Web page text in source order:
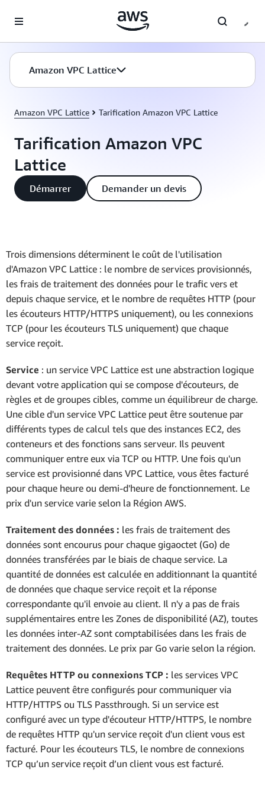
Amazon VPC Lattice
Amazon VPC Lattice Tarification Amazon VPC Lattice
Tarification Amazon VPC
Lattice
Démarrer Demander un devis
Trois dimensions déterminent le coût de l'utilisation
d'Amazon VPC Lattice : le nombre de services provisionnés,
les frais de traitement des données pour le trafic vers et
depuis chaque service, et le nombre de requêtes HTTP (pour
les écouteurs HTTP/HTTPS uniquement), ou les connexions
TCP (pour les écouteurs TLS uniquement) que chaque
service reçoit.
Service : un service VPC Lattice est une abstraction logique
devant votre application qui se compose d'écouteurs, de
règles et de groupes cibles, comme un équilibreur de charge.
Une cible d'un service VPC Lattice peut être soutenue par
différents types de calcul tels que des instances EC2, des
conteneurs et des fonctions sans serveur. Ils peuvent
communiquer entre eux via TCP ou HTTP. Une fois qu'un
service est provisionné dans VPC Lattice, vous êtes facturé
pour chaque heure ou demi-d'heure de fonctionnement. Le
prix d'un service varie selon la Région AWS.
Traitement des données : les frais de traitement des
données sont encourus pour chaque gigaoctet (Go) de
données transférées par le biais de chaque service. La
quantité de données est calculée en additionnant la quantité
de données que chaque service reçoit et la réponse
correspondante qu'il envoie au client. Il n'y a pas de frais
supplémentaires entre les Zones de disponibilité (AZ), toutes
les données inter-AZ sont comptabilisées dans les frais de
traitement des données. Le prix par Go varie selon la région.
Requêtes HTTP ou connexions TCP : les services VPC
Lattice peuvent être configurés pour communiquer via
HTTP/HTTPS ou TLS Passthrough. Si un service est
configuré avec un type d'écouteur HTTP/HTTPS, le nombre
de requêtes HTTP qu'un service reçoit d'un client vous est
facturé. Pour les écouteurs TLS, le nombre de connexions
TCP qu’un service reçoit d’un client vous est facturé.